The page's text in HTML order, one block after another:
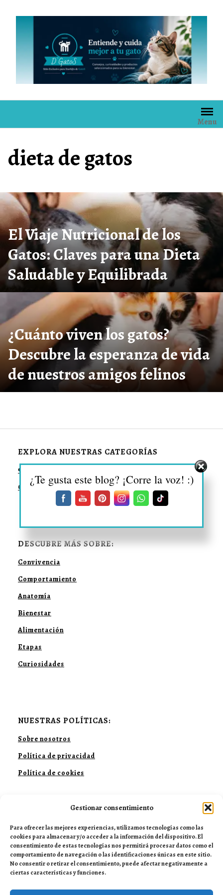
Gestionar consentimiento
Para ofrecer las mejores experiencias, utilizamos tecnologías como las
cookies para almacenar y/o acceder a la información del dispositivo. El
consentimiento de estas tecnologías nos permitirá procesar datos como el
comportamiento de navegación o las identificaciones únicas en este sitio.
No consentir o retirar el consentimiento, puede afectar negativamente a
ciertas características y funciones.
Menu
dieta de gatos
El Viaje Nutricional de los
Gatos: Claves para una Dieta
Saludable y Equilibrada
¿Cuánto viven los gatos?
Descubre la esperanza de vida
de nuestros amigos felinos
EXPLORA NUESTRAS CATEGORÍAS
❤️ Curiosidades D’GatoS
Guías de Productos
DESCUBRE MÁS SOBRE:
Convivencia
Comportamiento
Anatomía
Bienestar
Alimentación
Etapas
Curiosidades
NUESTRAS POLÍTICAS:
Sobre nosotros
Política de privacidad
Política de cookies
¿Te gusta este blog? ¡Corre la voz! :)